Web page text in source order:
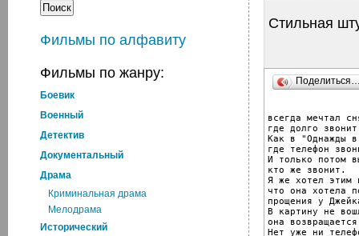
Фильмы по алфавиту
Фильмы по жанру:
Боевик
Военный
Детектив
Документальный
Драма
Криминальная драма
Мелодрама
Исторический
Стильная
всегда мечтал
где долго
Как в "Однажды
где телефон
И только потом
кто же звонит.
Я же хотел этим
что она хотела
прощения у
В картину не
она
Нет уже ни